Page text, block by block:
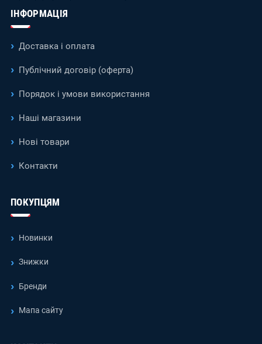
ІНФОРМАЦІЯ
Доставка і оплата
Публічний договір (оферта)
Порядок і умови використання
Наші магазини
Нові товари
Контакти
ПОКУПЦЯМ
Новинки
Знижки
Бренди
Мапа сайту